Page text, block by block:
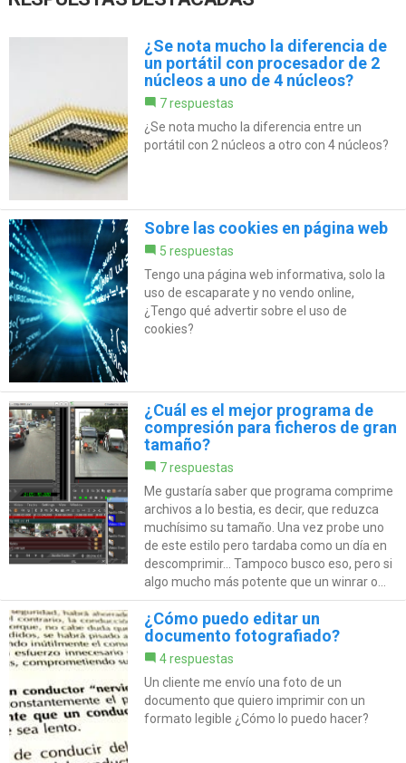
¿Se nota mucho la diferencia de
un portátil con procesador de 2
núcleos a uno de 4 núcleos?
7 respuestas
¿Se nota mucho la diferencia entre un
portátil con 2 núcleos a otro con 4 núcleos?
Sobre las cookies en página web
5 respuestas
Tengo una página web informativa, solo la
uso de escaparate y no vendo online,
¿Tengo qué advertir sobre el uso de
cookies?
¿Cuál es el mejor programa de
compresión para ficheros de gran
tamaño?
7 respuestas
Me gustaría saber que programa comprime
archivos a lo bestia, es decir, que reduzca
muchísimo su tamaño. Una vez probe uno
de este estilo pero tardaba como un día en
descomprimir... Tampoco busco eso, pero si
algo mucho más potente que un winrar o...
¿Cómo puedo editar un
documento fotografiado?
4 respuestas
Un cliente me envío una foto de un
documento que quiero imprimir con un
formato legible ¿Cómo lo puedo hacer?